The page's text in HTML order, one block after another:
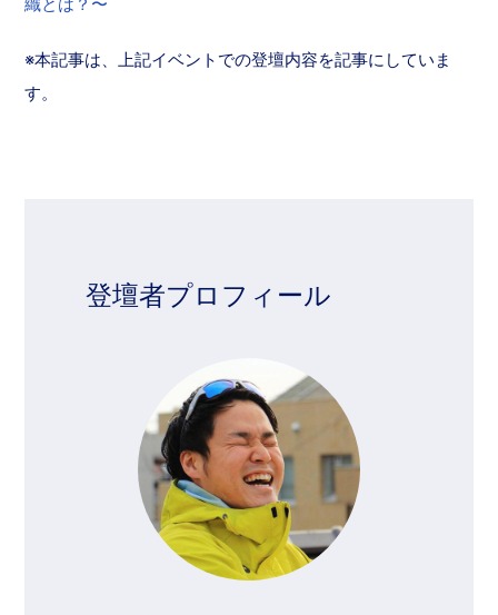
織とは？〜
※本記事は、上記イベントでの登壇内容を記事にしていま
す。
登壇者プロフィール